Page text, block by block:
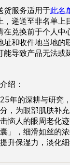
货服务适用于此名
，递送至非名单上
在兑换前于个人中
址和收件地当地的
能导致产品无法或
绍：
年的深耕与研究
，为眼部肌肤补
恼人的眼周老化
」，细滑如丝的
升保湿力，淡化